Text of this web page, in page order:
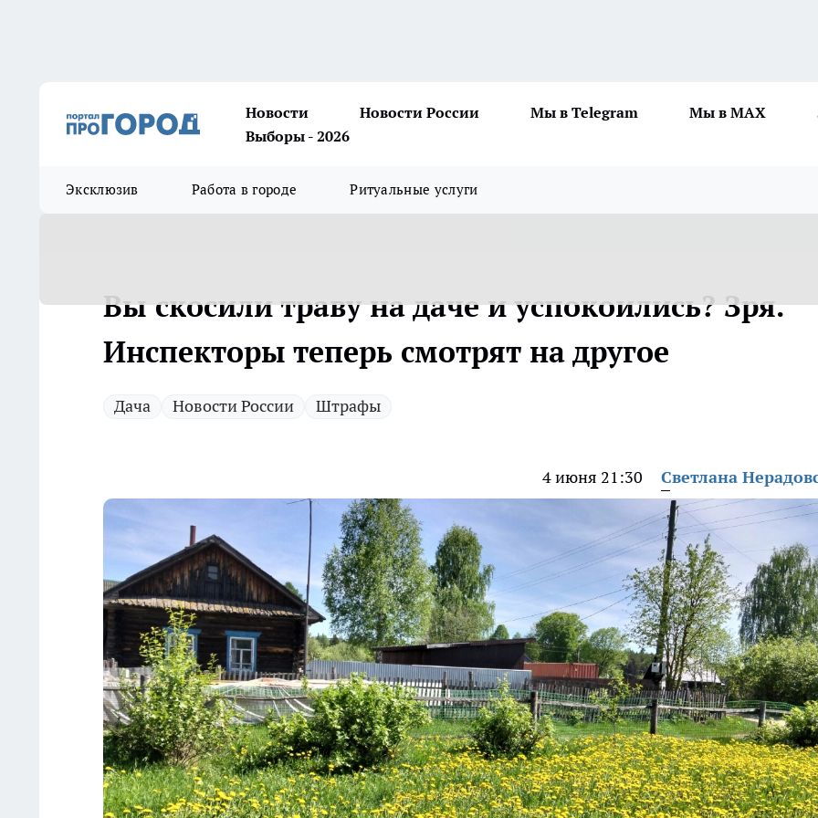
Новости Новости России Мы в Telegram Мы в MAX
Выборы - 2026
Эксклюзив Работа в городе Ритуальные услуги
Вы скосили траву на даче и успокоились? Зря.
Инспекторы теперь смотрят на другое
Дача Новости России Штрафы
4 июня 21:30 Светлана